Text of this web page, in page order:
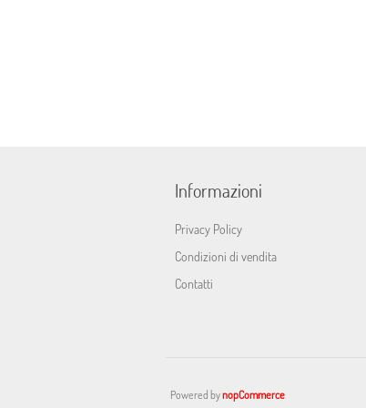
Informazioni
Privacy Policy
Condizioni di vendita
Contatti
Powered bynopCommerce